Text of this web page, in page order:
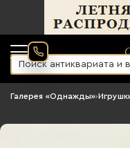
Галерея «Однажды»›